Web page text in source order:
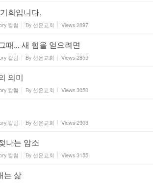
회입니다.
칼럼 By 선운교회 Views2897
때... 새 힘을 얻으려면
칼럼 By 선운교회 Views2859
의미
칼럼 By 선운교회 Views3050
칼럼 By 선운교회 Views2903
나는 암소
칼럼 By 선운교회 Views3155
는 삶